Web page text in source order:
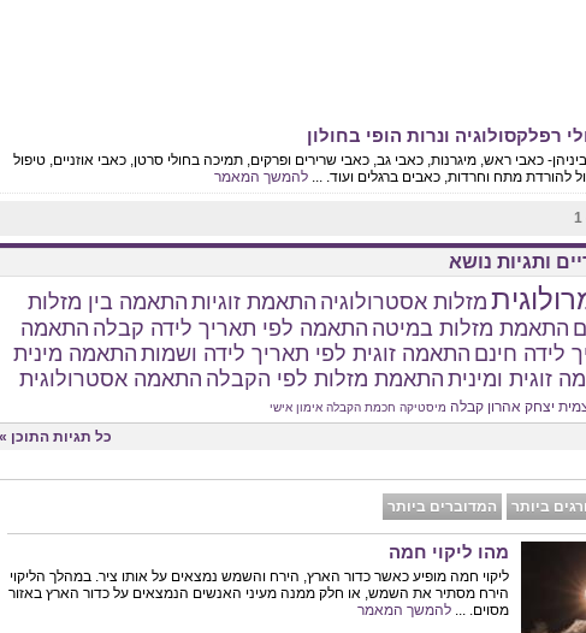
רפלקסולוגיה ונרות הופי בחולון
כאבי ראש, מיגרנות, כאבי גב, כאבי שרירים ופרקים, תמיכה בחולי סרטן, כאבי אוזניים, טיפול
להורדת מתח וחרדות, כאבים ברגלים ועוד. ... להמשך המאמר
ותגיות נושא
מזלות אסטרולוגיה התאמת זוגיות התאמה בין מזלות
התאמת מזלות במיטה התאמה לפי תאריך לידה קבלה התאמה
לידה חינם התאמה זוגית לפי תאריך לידה ושמות התאמה מינית
זוגית ומינית התאמת מזלות לפי הקבלה התאמה אסטרולוגית
יצחק אהרון קבלה מיסטיקה חכמת הקבלה אימון אישי
כל תגיות התוכן »
ביותר המדוברים ביותר
מהו ליקוי חמה
ליקוי חמה מופיע כאשר כדור הארץ, הירח והשמש נמצאים על אותו ציר. במהלך הליקוי
הירח מסתיר את השמש, או חלק ממנה מעיני האנשים הנמצאים על כדור הארץ באזור
מסוים. ... להמשך המאמר